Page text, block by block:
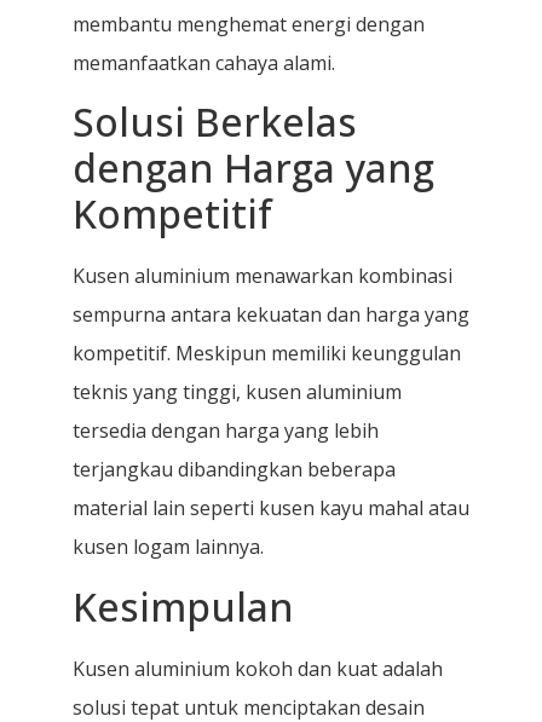
membantu menghemat energi dengan
memanfaatkan cahaya alami.
Solusi Berkelas
dengan Harga yang
Kompetitif
Kusen aluminium menawarkan kombinasi
sempurna antara kekuatan dan harga yang
kompetitif. Meskipun memiliki keunggulan
teknis yang tinggi, kusen aluminium
tersedia dengan harga yang lebih
terjangkau dibandingkan beberapa
material lain seperti kusen kayu mahal atau
kusen logam lainnya.
Kesimpulan
Kusen aluminium kokoh dan kuat adalah
solusi tepat untuk menciptakan desain